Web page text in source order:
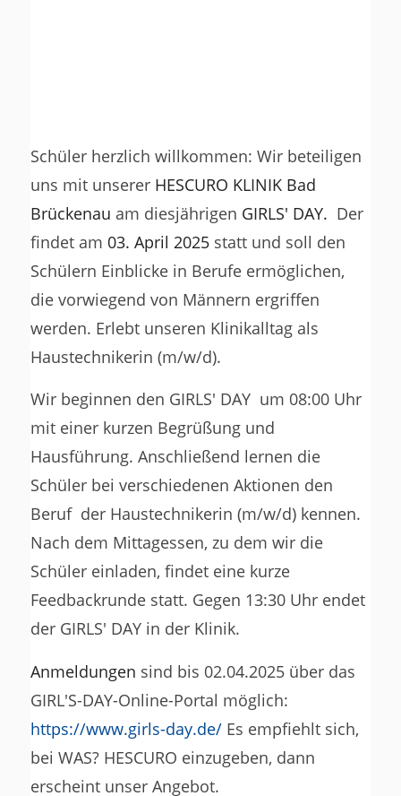
Schüler herzlich willkommen: Wir beteiligen
uns mit unserer HESCURO KLINIK Bad
Brückenau am diesjährigen GIRLS' DAY. Der
findet am 03. April 2025statt und soll den
Schülern Einblicke in Berufe ermöglichen,
die vorwiegend von Männern ergriffen
werden. Erlebt unseren Klinikalltag als
Haustechnikerin (m/w/d).
Wir beginnen den GIRLS' DAY um 08:00 Uhr
mit einer kurzen Begrüßung und
Hausführung. Anschließend lernen die
Schüler bei verschiedenen Aktionen den
Beruf der Haustechnikerin (m/w/d) kennen.
Nach dem Mittagessen, zu dem wir die
Schüler einladen, findet eine kurze
Feedbackrunde statt. Gegen 13:30 Uhr endet
der GIRLS' DAY in der Klinik.
Anmeldungen sind bis 02.04.2025 über das
GIRL'S-DAY-Online-Portal möglich:
https://www.girls-day.de/Es empfiehlt sich,
bei WAS? HESCURO einzugeben, dann
erscheint unser Angebot.